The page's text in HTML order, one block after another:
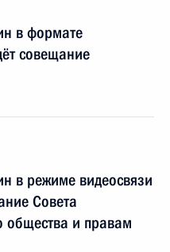
в формате
совещание
в режиме видеосвязи
Совета
общества и правам